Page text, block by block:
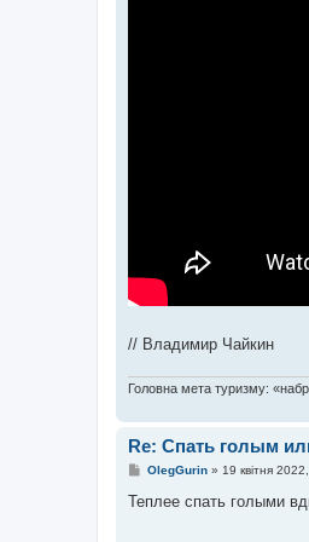
// Владимир Чайкин
Головна мета туризму:
Re: Спать голым
П
в
OlegGurin» 19 квітня
Теплее спать голыми